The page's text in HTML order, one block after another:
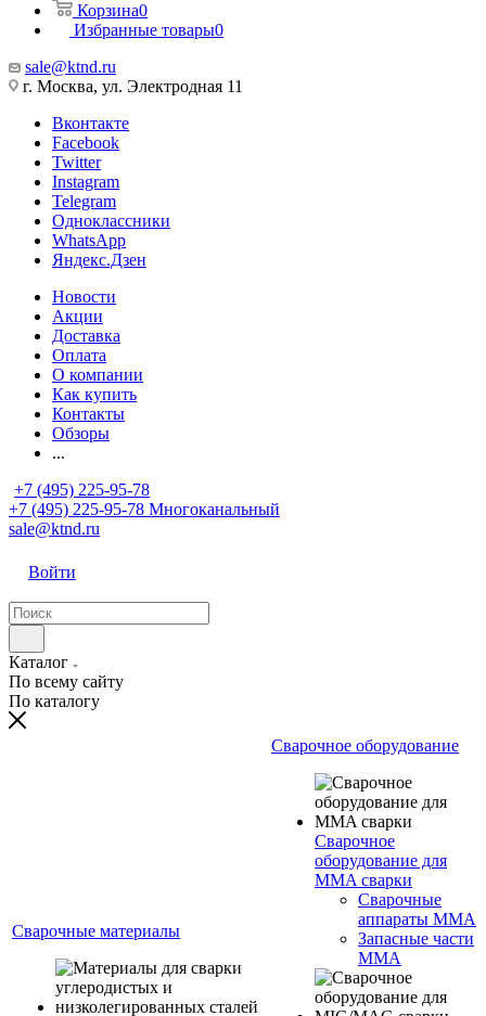
Корзина0
Избранные товары0
sale@ktnd.ru
г. Москва, ул. Электродная 11
Вконтакте
Facebook
Twitter
Instagram
Telegram
Одноклассники
WhatsApp
Яндекс.Дзен
Новости
Акции
Доставка
Оплата
О компании
Как купить
Контакты
Обзоры
...
+7 (495) 225-95-78
+7 (495) 225-95-78 Многоканальный
sale@ktnd.ru
Войти
Каталог
По всему сайту
По каталогу
Сварочные материалы
Сварочное оборудование
Сварочное
оборудование для
MMA сварки
Сварочные
аппараты MMA
Запасные части
MMA